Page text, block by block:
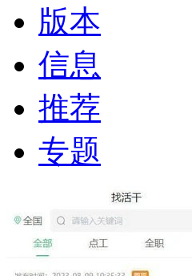
版本
信息
推荐
专题